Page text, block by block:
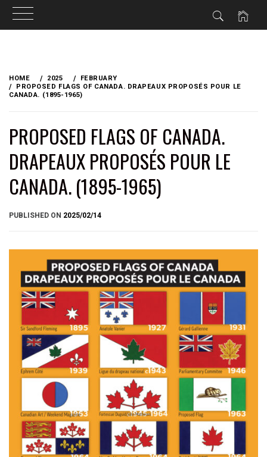
content
HOME 2025
FEBRUARY
PROPOSED FLAGS OF CANADA. DRAPEAUX PROPOSÉS POUR LE
CANADA. (1895-1965)
PROPOSED FLAGS OF CANADA.
DRAPEAUX PROPOSÉS POUR LE
CANADA. (1895-1965)
PUBLISHED ON 2025/02/14